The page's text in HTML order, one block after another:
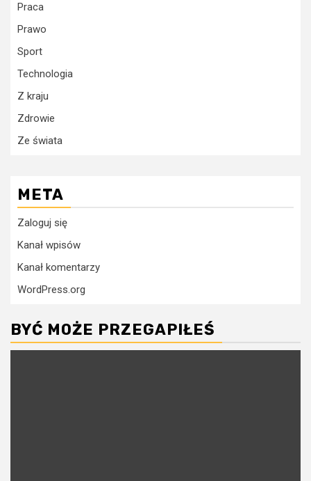
Praca
Prawo
Sport
Technologia
Z kraju
Zdrowie
Ze świata
META
Zaloguj się
Kanał wpisów
Kanał komentarzy
WordPress.org
BYĆ MOŻE PRZEGAPIŁEŚ